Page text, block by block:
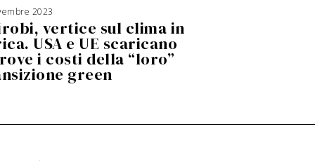
2023
vertice sul clima in
USA e UE scaricano
i costi della “loro”
green